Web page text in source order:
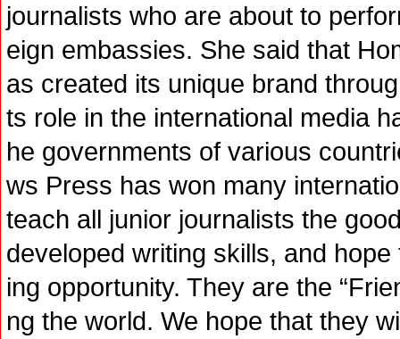
journalists who are about to
eign embassies. She said that
as created its unique brand
ts role in the international media
he governments of various
ws Press has won many
teach all junior journalists the
developed writing skills, and
ing opportunity. They are the
ng the world. We hope that they